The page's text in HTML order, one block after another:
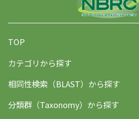
TOP
カテゴリから探す
相同性検索（BLAST）から探す
分類群（Taxonomy）から探す